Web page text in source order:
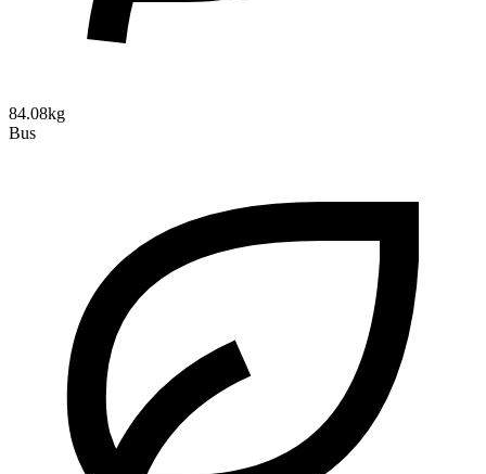
84.08kg
Bus